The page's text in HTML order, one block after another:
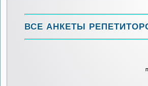
ВСЕ АНКЕТЫ